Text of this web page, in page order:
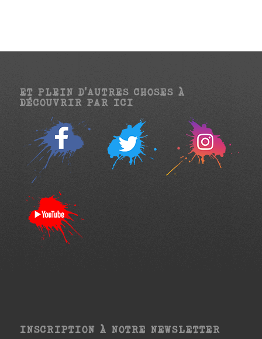
ET PLEIN D’AUTRES CHOSES À
DÉCOUVRIR PAR ICI
INSCRIPTION À NOTRE NEWSLETTER